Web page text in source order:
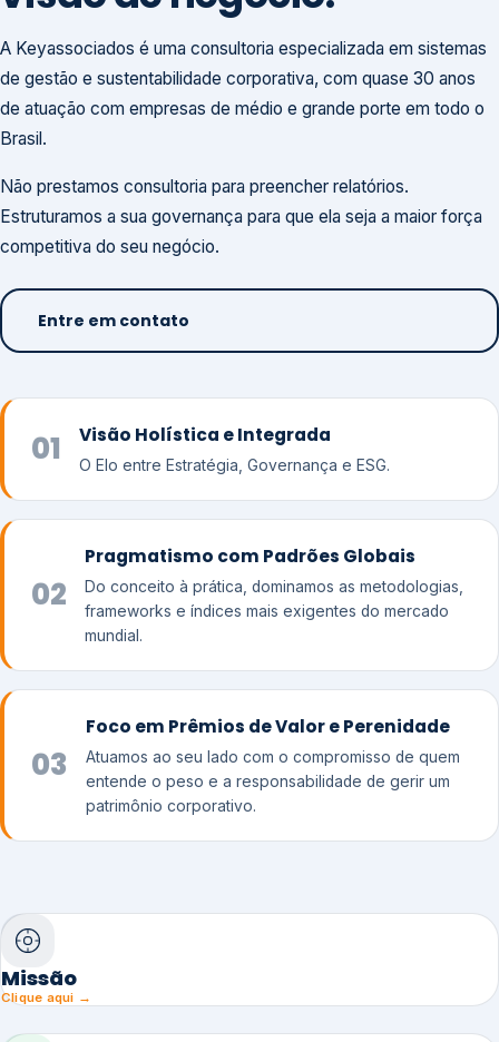
A Keyassociados é uma consultoria especializada em sistemas
de gestão e sustentabilidade corporativa, com quase 30 anos
de atuação com empresas de médio e grande porte em todo o
Brasil.
Não prestamos consultoria para preencher relatórios.
Estruturamos a sua governança para que ela seja a maior força
competitiva do seu negócio.
Entre em contato
01 Visão Holística e Integrada
O Elo entre Estratégia, Governança e ESG.
02
Pragmatismo com Padrões Globais
Do conceito à prática, dominamos as metodologias,
frameworks e índices mais exigentes do mercado
mundial.
03
Foco em Prêmios de Valor e Perenidade
Atuamos ao seu lado com o compromisso de quem
entende o peso e a responsabilidade de gerir um
patrimônio corporativo.
Missão
Clique aqui →